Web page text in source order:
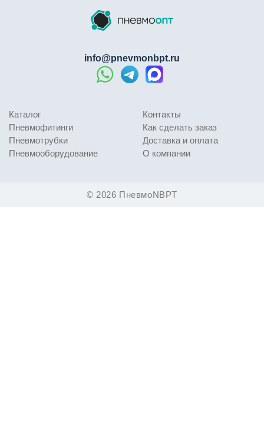
© 2026 ПневмоNBPT
Каталог
Пневмофитинги
Пневмотрубки
Пневмооборудование
Контакты
Как сделать заказ
Доставка и оплата
О компании
info@pnevmonbpt.ru